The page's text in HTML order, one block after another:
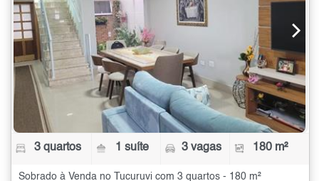
3 quartos 1 suíte 3 vagas 180 m²
Sobrado à Venda no Tucuruvi com 3 quartos - 180 m²